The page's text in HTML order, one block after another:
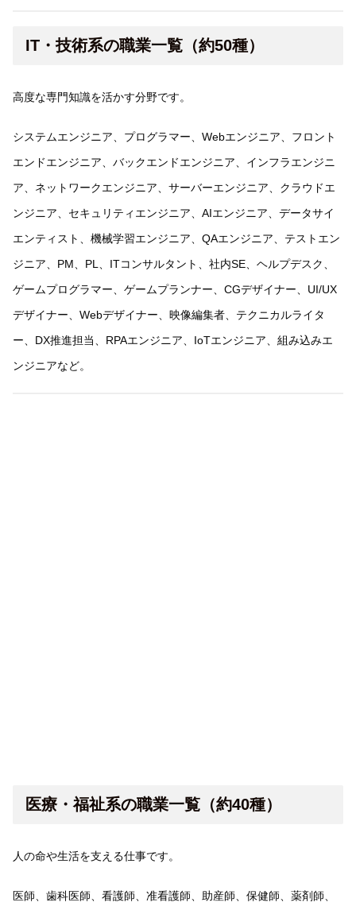
IT・技術系の職業一覧（約50種）
高度な専門知識を活かす分野です。
システムエンジニア、プログラマー、Webエンジニア、フロント
エンドエンジニア、バックエンドエンジニア、インフラエンジニ
ア、ネットワークエンジニア、サーバーエンジニア、クラウドエ
ンジニア、セキュリティエンジニア、AIエンジニア、データサイ
エンティスト、機械学習エンジニア、QAエンジニア、テストエン
ジニア、PM、PL、ITコンサルタント、社内SE、ヘルプデスク、
ゲームプログラマー、ゲームプランナー、CGデザイナー、UI/UX
デザイナー、Webデザイナー、映像編集者、テクニカルライタ
ー、DX推進担当、RPAエンジニア、IoTエンジニア、組み込みエ
ンジニアなど。
医療・福祉系の職業一覧（約40種）
人の命や生活を支える仕事です。
医師、歯科医師、看護師、准看護師、助産師、保健師、薬剤師、